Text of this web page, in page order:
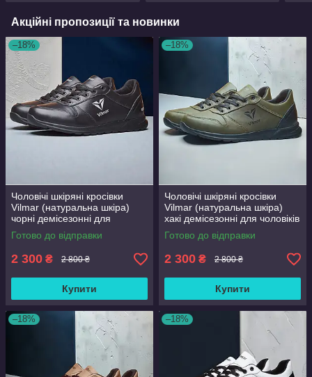
Акційні пропозиції та новинки
–18%
Чоловічі шкіряні кросівки
Vilmar (натуральна шкіра)
чорні демісезонні для
чоловіків на весну осінь,
розмір 39 40 41 42 43 44 45
Готово до відправки
2 300 ₴ 2 800 ₴
Купити
–18%
Чоловічі шкіряні кросівки
Vilmar (натуральна шкіра)
хакі демісезонні для чоловіків
на весну осінь, розмір 39 40
41 42 43 44 45 46
Готово до відправки
2 300 ₴ 2 800 ₴
Купити
–18% –18%